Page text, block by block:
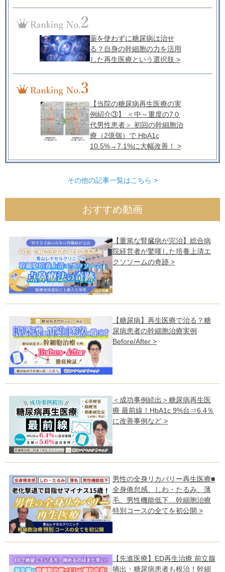
薬を使わずに糖尿病は治せ
る？自身の幹細胞の力を活用
した再生医療という選択肢 >
【当院の糖尿病再生医療の実
例紹介③】 ＜中～重度の7０
代男性患者＞ 初回の幹細胞治
療（2億個）で HbA1c
10.5%→7.1%に大幅改善！ >
その他の記事一覧はこちら >
おすすめ動画
【重篤な腎臓病が完治】総合病
院経営者が驚嘆した培養上清エ
クソソームの奇跡 >
【糖尿病】再生医療で治る？糖
尿病患者の幹細胞治療実例
Before/After >
＜成功事例続出＞糖尿病再生医
療 最前線！HbA1c 9%台⇒6.4％
に改善事例など >
男性の全身リカバリー再生医療■
全身倦怠感、しわ・たるみ、薄
毛、男性機能低下…幹細胞治療
特別コースの全てを初公開 >
【先進医療】ED再生治療 前立腺
摘出・糖尿病患者も根治！幹細